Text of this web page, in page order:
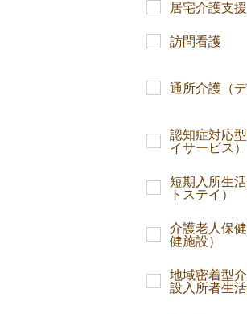
居宅介護支援
訪問看護
通所介護（
認知症対応
イサービス）
短期入所生
トステイ）
介護老人保
健施設）
地域密着型
設入所者生